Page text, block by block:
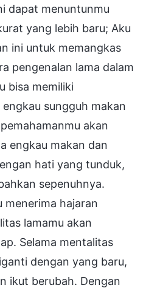
dapat menuntunmu
yang lebih baru; Aku
ini untuk memangkas
pengenalan lama dalam
bisa memiliki
sungguh makan
akan
engkau makan dan
hati yang tunduk,
sepenuhnya.
menerima hajaran
lamamu akan
Selama mentalitas
dengan yang baru,
ikut berubah. Dengan